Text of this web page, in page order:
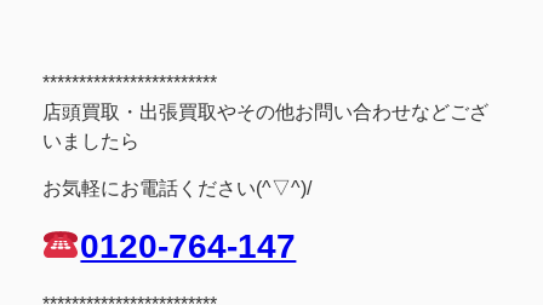
************************
店頭買取・出張買取やその他お問い合わせなどござ
いましたら
お気軽にお電話ください(^▽^)/
0120-764-147